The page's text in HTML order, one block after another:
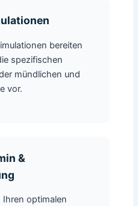
bereiten
spezifischen
mündlichen und
vor.
&
Ihren optimalen